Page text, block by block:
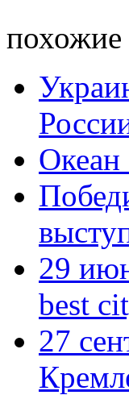
похожие
Океан
29
best
27